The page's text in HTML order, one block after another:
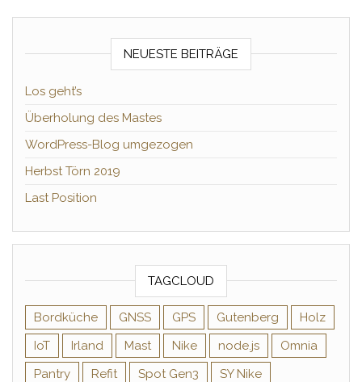
NEUESTE BEITRÄGE
Los geht’s
Überholung des Mastes
WordPress-Blog umgezogen
Herbst Törn 2019
Last Position
TAGCLOUD
Bordküche GNSS GPS Gutenberg
Holz
IoT
Irland Mast Nike node.js
Omnia
Pantry
Refit Spot Gen3
SY Nike